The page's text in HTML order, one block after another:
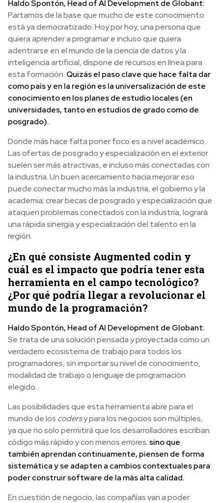
Haldo Spontón, Head of AI Development de Globant:
Partamos de la base que mucho de este conocimiento
está ya democratizado. Hoy por hoy, una persona que
quiera aprender a programar e incluso que quiera
adentrarse en el mundo de la ciencia de datos y la
inteligencia artificial, dispone de recursos en línea para
esta formación. Quizás el paso clave que hace falta dar
como país y en la región es la universalización de este
conocimiento en los planes de estudio locales (en
universidades, tanto en estudios de grado como de
posgrado).
Donde más hace falta poner foco es a nivel académico.
Las ofertas de posgrado y especialización en el exterior
suelen ser más atractivas, e incluso más conectadas con
la industria. Un buen acercamiento hacia mejorar eso
puede conectar mucho más la industria, el gobierno y la
academia; crear becas de posgrado y especialización que
ataquen problemas conectados con la industria, logrará
una rápida sinergia y especialización del talento en la
región.
¿En qué consiste Augmented codin y
cuál es el impacto que podría tener esta
herramienta en el campo tecnológico?
¿Por qué podría llegar a revolucionar el
mundo de la programación?
Haldo Spontón, Head of AI Development de Globant:
Se trata de una solución pensada y proyectada como un
verdadero ecosistema de trabajo para todos los
programadores, sin importar su nivel de conocimiento,
modalidad de trabajo o lenguaje de programación
elegido.
Las posibilidades que esta herramienta abre para el
mundo de los codersy para los negocios son múltiples,
ya que no solo permitirá que los desarrolladores escriban
código más rápido y con menos errores; sino que
también aprendan continuamente, piensen de forma
sistemática y se adapten a cambios contextuales para
poder construir software de la más alta calidad.
En cuestión de negocio, las compañías van a poder